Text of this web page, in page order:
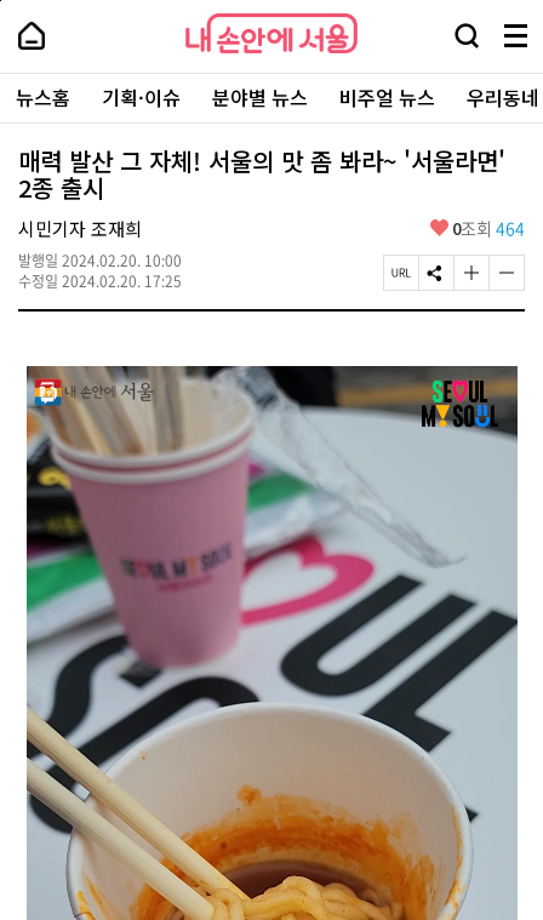
본
로
가
내
손
안
에
서
울
-
서
울
시
대
표
소
통
포
내
손
에
울
검
창
열
기
메
뉴
전
체
보
주
요
서
뉴스홈 기획·이슈 분야별 뉴스 비주얼 뉴스 우리동
매력 발산 그 자체! 서울의 맛 좀 봐라~ '서울라면'
2종 출시
시민기자 조재희
발행일 2024.02.20. 10:00
수정일 2024.02.20. 17:25
좋
요
0조회 464
페
이
R
L
복
사
S
N
유
하
기
글
자
크
게
변
경
글
자
작
게
변
경
하
페
상
단
로